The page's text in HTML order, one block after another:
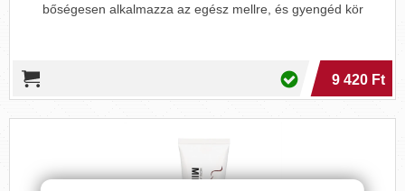
bőségesen alkalmazza az egész mellre, és gyengéd kör
9 420 Ft